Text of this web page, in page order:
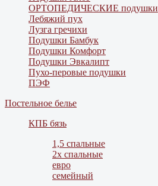
ОРТОПЕДИЧЕСКИЕ подушки
Лебяжий пух
Лузга гречихи
Подушки Бамбук
Подушки Комфорт
Подушки Эвкалипт
Пухо-перовые подушки
ПЭФ
Постельное белье
КПБ бязь
1,5 спальные
2х спальные
евро
семейный